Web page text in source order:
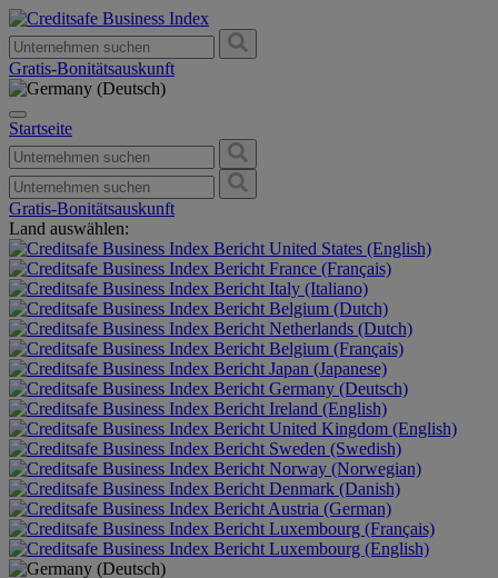
Gratis-Bonitätsauskunft
Startseite
Gratis-Bonitätsauskunft
Land auswählen:
United States (English)
France (Français)
Italy (Italiano)
Belgium (Dutch)
Netherlands (Dutch)
Belgium (Français)
Japan (Japanese)
Germany (Deutsch)
Ireland (English)
United Kingdom (English)
Sweden (Swedish)
Norway (Norwegian)
Denmark (Danish)
Austria (German)
Luxembourg (Français)
Luxembourg (English)